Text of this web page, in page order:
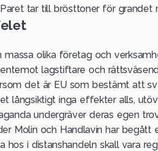
tar till brösttoner för grandet
massa olika företag och
lagstiftare och
det är EU som bestämt att
långsiktigt inga effekter alls,
undergräver deras egen
Molin och Handlavin har
hos i distanshandeln skall vara